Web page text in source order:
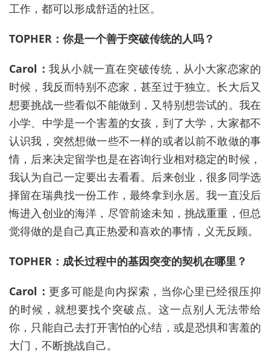
工作，都可以形成舒适的社区。
TOPHER：你是一个善于突破传统的人吗？
Carol：我从小就一直在突破传统，从小大家恋家的
时候，我反而特别不恋家，甚至过于独立。长大后又
想要挑战一些看似不能做到，又特别想尝试的。我在
小学、中学是一个害羞的女孩，到了大学，大家都不
认识我，突然想做一些不一样的或者以前不敢做的事
情，后来决定留学也是在咨询行业相对稳定的时候，
我认为自己一定要出去看看。后来创业，很多同学选
择留在瑞典找一份工作，最终拿到永居。我一直没后
悔进入创业的海洋，尽管前途未知，挑战重重，但总
觉得做的是自己真正热爱和喜欢的事情，义无反顾。
TOPHER：成长过程中的基因突变的契机在哪里？
Carol： 更多可能是向内探索，当你心里已经很压抑
的时候，就想要找个突破点。这一点别人无法带给
你，只能自己去打开害怕的心结，或是恐惧和害羞的
大门，不断挑战自己。